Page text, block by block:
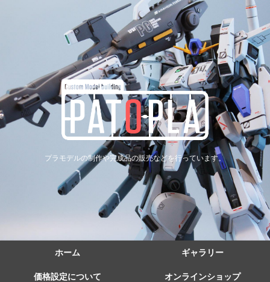
プラモデルの制作や完成品の販売などを行っています。
ホーム ギャラリー
価格設定について オンラインショップ